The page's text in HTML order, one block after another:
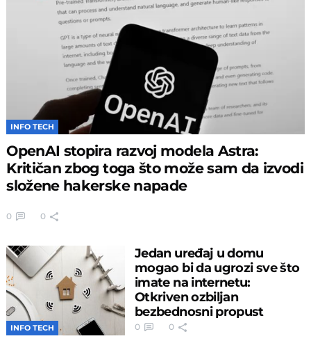
INFO TECH
OpenAI stopira razvoj modela Astra:
Kritičan zbog toga što može sam da izvodi
složene hakerske napade
0 0
INFO TECH
Jedan uređaj u domu
mogao bi da ugrozi sve što
imate na internetu:
Otkriven ozbiljan
bezbednosni propust
0 0